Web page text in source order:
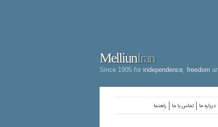
MelliunIran
Since 1905 for independence freedom
راهنما تماس با ما درباره ما